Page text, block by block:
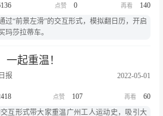
0
140
过“前景左滑”的交互形式，模拟翻日历，开启
玛莎拉蒂车。
一起重温！
报 2022-05-01
107
60
互形式带大家重温广州工人运动史，吸引大